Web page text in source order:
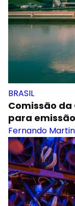
BRASIL
Comissão
para
Fernando